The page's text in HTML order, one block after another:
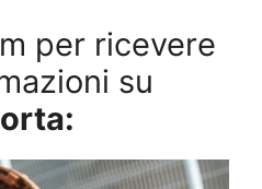
per ricevere
su